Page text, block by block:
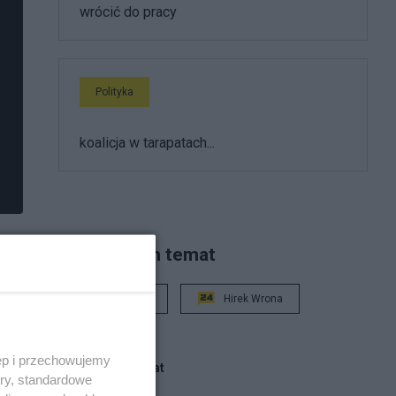
wrócić do pracy
Polityka
koalicja w tarapatach...
Piszą na ten temat
Hirek Wrona
Blogi na ten temat
i przechowujemy
standardowe